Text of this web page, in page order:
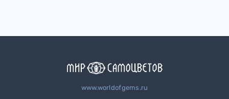
www.worldofgems.ru